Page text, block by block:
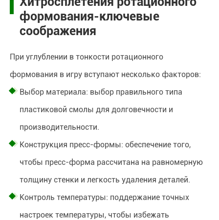
формования-ключевые
соображения
При углублении в тонкости ротационного
формования в игру вступают несколько факторов:
Выбор материала: выбор правильного типа
пластиковой смолы для долговечности и
производительности.
Конструкция пресс-формы: обеспечение того,
чтобы пресс-форма рассчитана на равномерную
толщину стенки и легкость удаления деталей.
Контроль температуры: поддержание точных
настроек температуры, чтобы избежать